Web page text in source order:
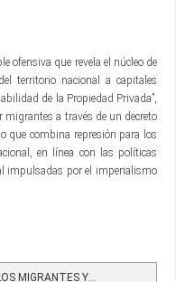
ofensiva que revela el núcleo de
territorio nacional a capitales
de la Propiedad Privada”,
migrantes a través de un decreto
que combina represión para los
en línea con las políticas
impulsadas por el imperialismo
MIGRANTES Y...